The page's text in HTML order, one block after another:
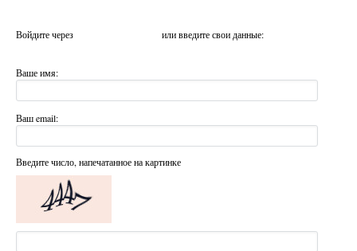
Войдите через или введите свои данные:
Ваше имя:
Ваш email:
Введите число, напечатанное на картинке